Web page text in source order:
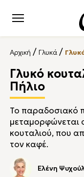
Αρχική / Γλυκά /
Γλυκό
Πήλιο
Το παραδοσιακό
μεταμορφώνεται
κουταλιού, που
τον καφέ.
Ελένη